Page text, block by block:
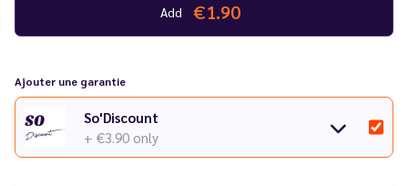
Add €1.90
Ajouter une garantie
So'Discount
+ €3.90 only